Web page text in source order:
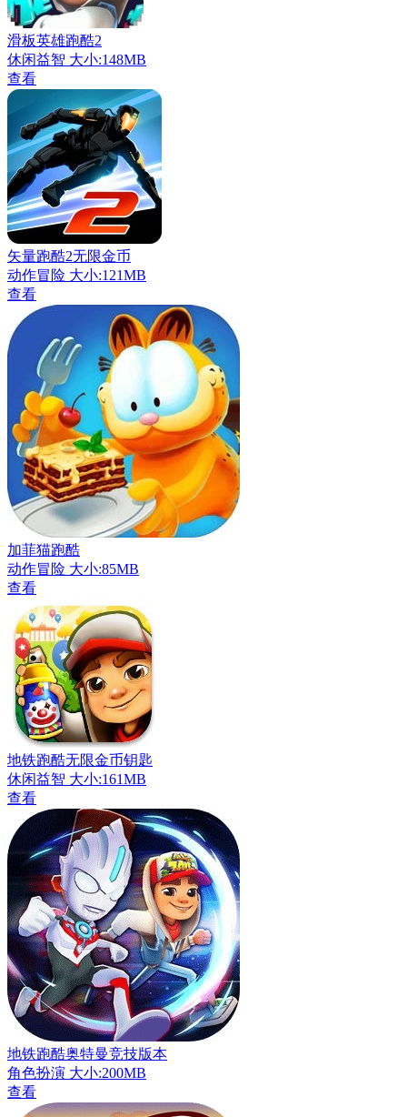
滑板英雄跑酷2
休闲益智 大小:148MB
查看
矢量跑酷2无限金币
动作冒险 大小:121MB
查看
加菲猫跑酷
动作冒险 大小:85MB
查看
地铁跑酷无限金币钥匙
休闲益智 大小:161MB
查看
地铁跑酷奥特曼竞技版本
角色扮演 大小:200MB
查看